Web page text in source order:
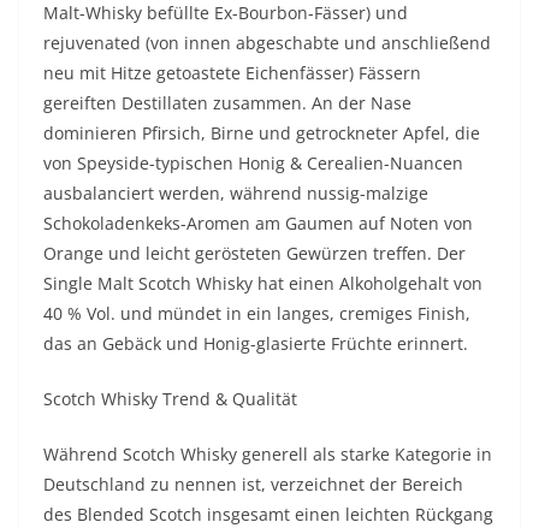
Malt-Whisky befüllte Ex-Bourbon-Fässer) und
rejuvenated (von innen abgeschabte und anschließend
neu mit Hitze getoastete Eichenfässer) Fässern
gereiften Destillaten zusammen. An der Nase
dominieren Pfirsich, Birne und getrockneter Apfel, die
von Speyside-typischen Honig & Cerealien-Nuancen
ausbalanciert werden, während nussig-malzige
Schokoladenkeks-Aromen am Gaumen auf Noten von
Orange und leicht gerösteten Gewürzen treffen. Der
Single Malt Scotch Whisky hat einen Alkoholgehalt von
40 % Vol. und mündet in ein langes, cremiges Finish,
das an Gebäck und Honig-glasierte Früchte erinnert.
Scotch Whisky Trend & Qualität
Während Scotch Whisky generell als starke Kategorie in
Deutschland zu nennen ist, verzeichnet der Bereich
des Blended Scotch insgesamt einen leichten Rückgang